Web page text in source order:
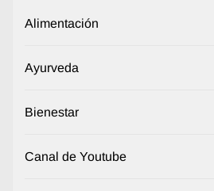
Alimentación
Ayurveda
Bienestar
Canal de Youtube